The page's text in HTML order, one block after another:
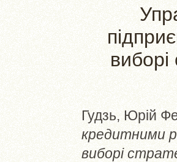
виборі
Гудзь, Юрій
кредитними
виборі